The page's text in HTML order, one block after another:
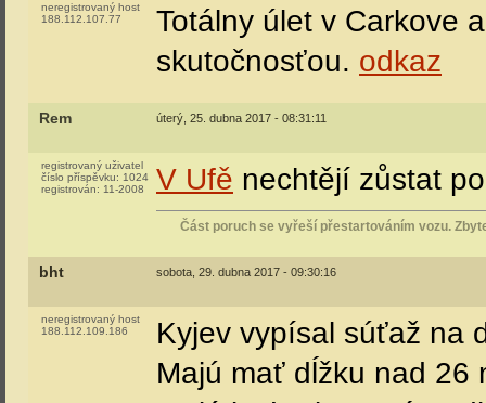
neregistrovaný host
188.112.107.77
Totálny úlet v Carkove
skutočnosťou. odkaz
Rem úterý, 25. dubna 2017 - 08:31:11
registrovaný uživatel
číslo příspěvku: 1024
registrován: 11-2008 V Ufě nechtějí zůstat
Část poruch se vyřeší přestartováním vozu.
bht sobota, 29. dubna 2017 - 09:30:16
neregistrovaný host
188.112.109.186
Kyjev vypísal súťaž na
Majú mať dĺžku nad 26